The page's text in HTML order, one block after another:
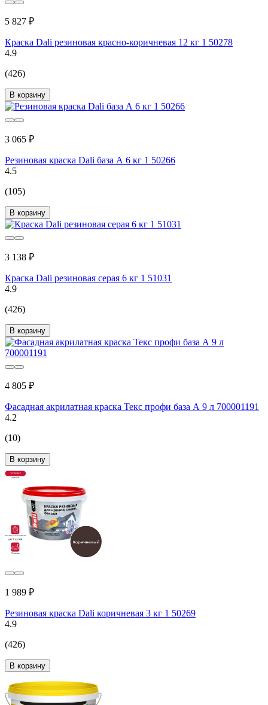
5 827 ₽
Краска Dali резиновая красно-коричневая 12 кг 1 50278
4.9
(426)
В корзину
3 065 ₽
Резиновая краска Dali база А 6 кг 1 50266
4.5
(105)
В корзину
3 138 ₽
Краска Dali резиновая серая 6 кг 1 51031
4.9
(426)
В корзину
4 805 ₽
Фасадная акрилатная краска Текс профи база А 9 л 700001191
4.2
(10)
В корзину
1 989 ₽
Резиновая краска Dali коричневая 3 кг 1 50269
4.9
(426)
В корзину